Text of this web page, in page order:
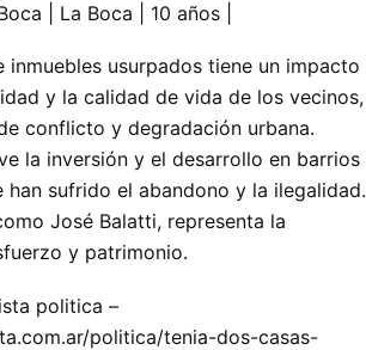
| La Boca | 10 años |
inmuebles usurpados tiene un impacto
y la calidad de vida de los vecinos,
conflicto y degradación urbana.
la inversión y el desarrollo en barrios
han sufrido el abandono y la ilegalidad.
José Balatti, representa la
y patrimonio.
politica –
politica/tenia-dos-casas-